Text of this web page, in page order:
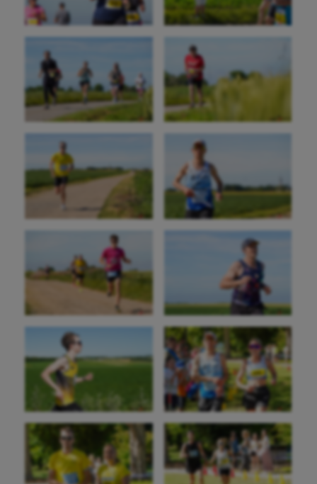
Aéronautique
Athlétisme
Auto
Aviron
Balle à la main
Ballon au poing
Baseball